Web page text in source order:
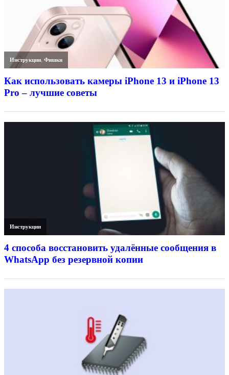
Инструкции,Фишки
Как использовать камеры iPhone 13 и iPhone 13
Pro – лучшие советы
Инструкции
4 способа восстановить удалённые сообщения в
WhatsApp без резервной копии